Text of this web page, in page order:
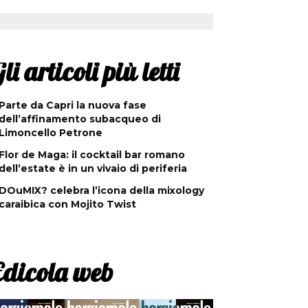
articoli più letti
da Capri la nuova fase
subacqueo di
Petrone
de Maga: il cocktail bar romano
è in un vivaio di periferia
celebra l’icona della mixology
con Mojito Twist
web